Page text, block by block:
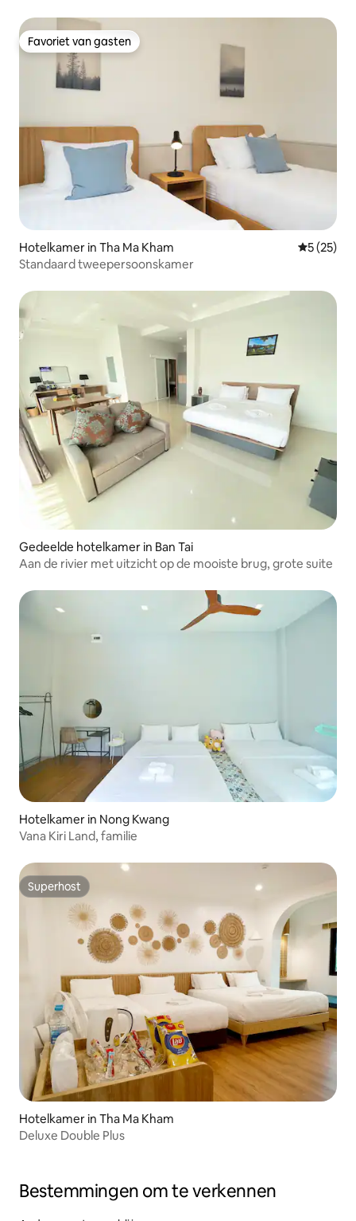
Favoriet van gasten
Favoriet van gasten
Hotelkamer in Tha Ma Kham
5 (25)
Standaard tweepersoonskamer
Gedeelde hotelkamer in Ban Tai
Aan de rivier met uitzicht op de mooiste brug, grote suite
Hotelkamer in Nong Kwang
Vana Kiri Land, familie
Superhost
Superhost
Hotelkamer in Tha Ma Kham
Deluxe Double Plus
Bestemmingen om te verkennen